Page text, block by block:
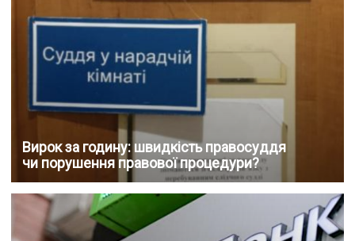
Вирок за годину: швидкість правосуддя
чи порушення правової процедури?